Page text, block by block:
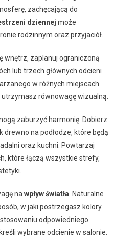
zachęcającą do
dziennej może
rodzinnym oraz przyjaciół.
wnętrz, zaplanuj ograniczoną
lub trzech głównych odcieni
w różnych miejscach.
równowagę wizualną.
zaburzyć harmonię. Dobierz
drewno na podłodze, które będą
oraz kuchni. Powtarzaj
które łączą wszystkie strefy,
na wpływ światła . Naturalne
w jaki postrzegasz kolory
odpowiedniego
wybrane odcienie w salonie.